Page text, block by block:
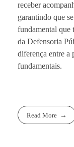
receber
garantindo que
fundamental que
da Defensoria
diferença entre a
fundamentais.
Read More